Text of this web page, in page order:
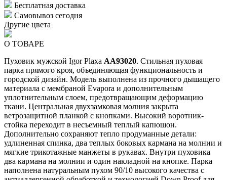
Бесплатная доставка
Самовывоз сегодня
Другие цвета
О ТОВАРЕ
Пуховик мужской Igor Plaxa AA93020. Стильная пуховая
парка прямого кроя, объединяющая функциональность и
городской дизайн. Модель выполнена из прочного дышащего
материала с мембраной Evapora и дополнительным
уплотнительным слоем, предотвращающим деформацию
ткани. Центральная двухзамковая молния закрыта
ветрозащитной планкой с кнопками. Высокий воротник-
стойка переходит в несъемный теплый капюшон.
Дополнительно сохраняют тепло продуманные детали:
удлиненная спинка, два теплых боковых кармана на молнии и
мягкие трикотажные манжеты в рукавах. Внутри пуховика
два кармана на молнии и один накладной на кнопке. Парка
наполнена натуральным пухом 90/10 высокого качества с